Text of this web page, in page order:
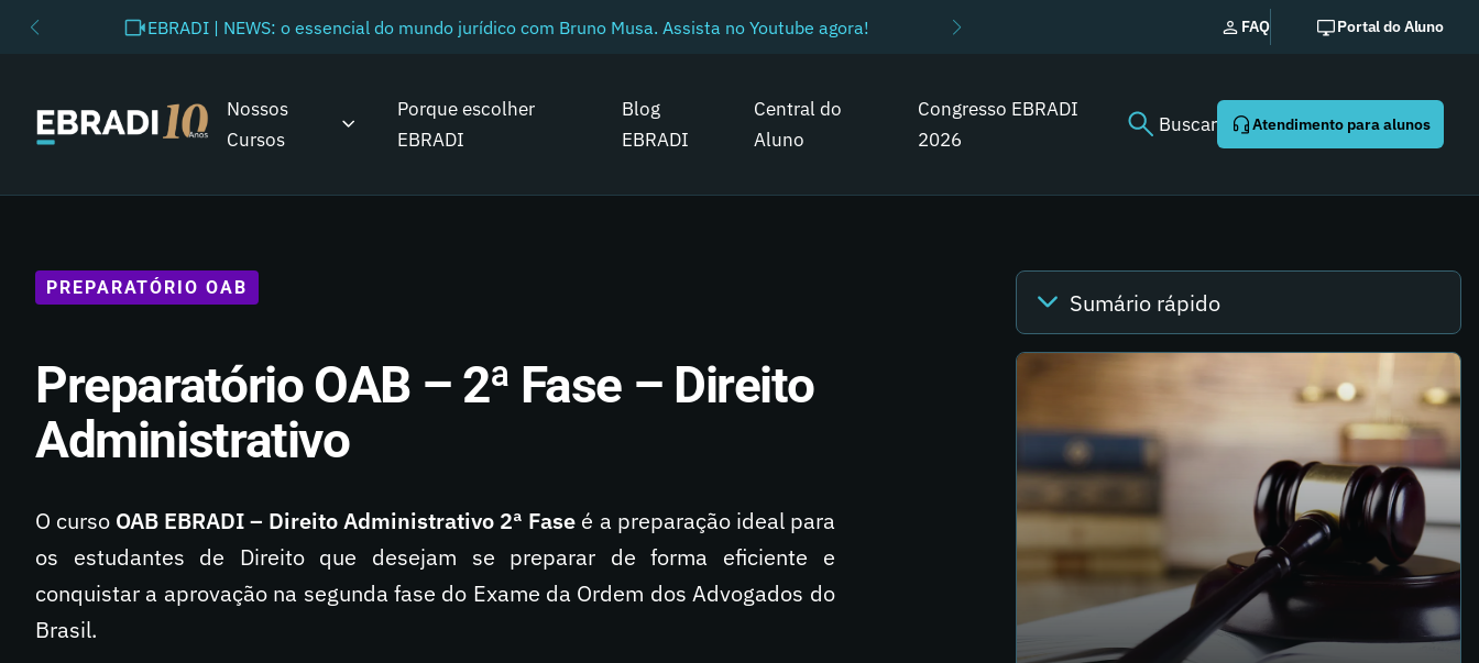
EBRADI | NEWS: o essencial do mundo jurídico com Bruno Musa. Assista no Youtube agora! FAQ Portal do Aluno
Nossos
Cursos
Porque escolher
EBRADI
Blog
EBRADI
Central do
Aluno
Congresso EBRADI
2026
Buscar Atendimento para alunos
PREPARATÓRIO OAB
Preparatório OAB – 2ª Fase – Direito
Administrativo
O curso OAB EBRADI – Direito Administrativo 2ª Fase é a preparação ideal para
os estudantes de Direito que desejam se preparar de forma eficiente e
conquistar a aprovação na segunda fase do Exame da Ordem dos Advogados do
Brasil.
Sumário rápido